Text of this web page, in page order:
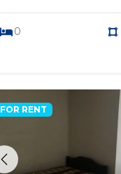
0
Previous
FOR RENT